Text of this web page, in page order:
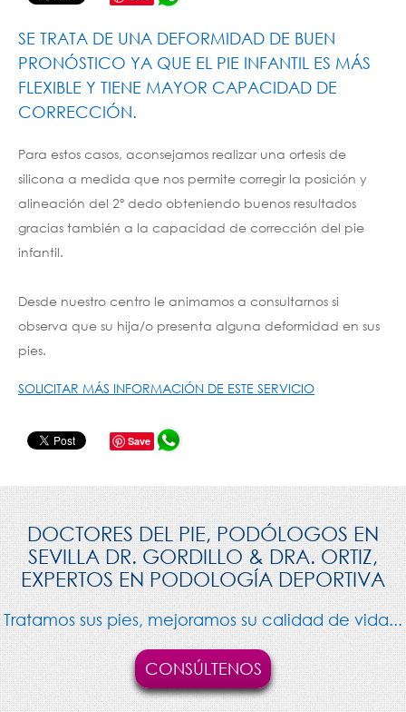
SE TRATA DE UNA DEFORMIDAD DE BUEN
PRONÓSTICO YA QUE EL PIE INFANTIL ES MÁS
FLEXIBLE Y TIENE MAYOR CAPACIDAD DE
CORRECCIÓN.
Para estos casos, aconsejamos realizar una ortesis de
silicona a medida que nos permite corregir la posición y
alineación del 2º dedo obteniendo buenos resultados
gracias también a la capacidad de corrección del pie
infantil.
Desde nuestro centro le animamos a consultarnos si
observa que su hija/o presenta alguna deformidad en sus
pies.
SOLICITAR MÁS INFORMACIÓN DE ESTE SERVICIO
Save
DOCTORES DEL PIE, PODÓLOGOS EN
SEVILLA DR. GORDILLO & DRA. ORTIZ,
EXPERTOS EN PODOLOGÍA DEPORTIVA
Tratamos sus pies, mejoramos su calidad de vida...
CONSÚLTENOS